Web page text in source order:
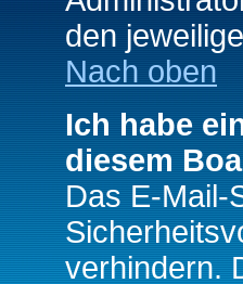
den
Nach oben
Ich habe
diesem
Das E-Mail-
verhindern.